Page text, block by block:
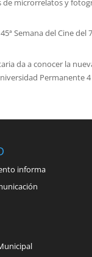
de microrrelatos y
Semana del Cine del
da a conocer la
Permanente
informa